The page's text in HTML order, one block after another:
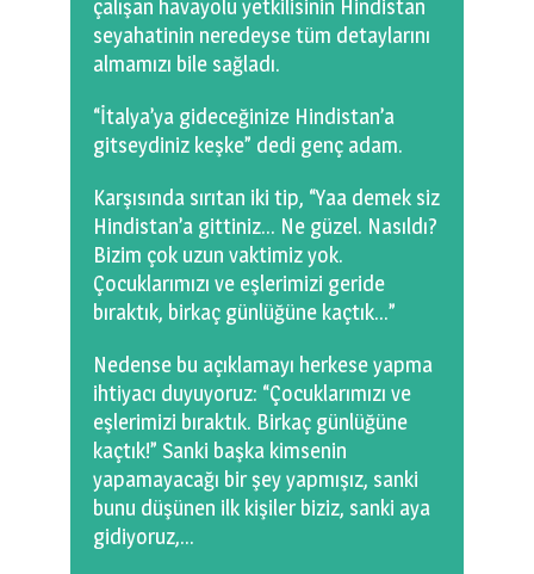
çalışan havayolu yetkilisinin Hindistan
seyahatinin neredeyse tüm detaylarını
almamızı bile sağladı.
“İtalya’ya gideceğinize Hindistan’a
gitseydiniz keşke” dedi genç adam.
Karşısında sırıtan iki tip, “Yaa demek siz
Hindistan’a gittiniz… Ne güzel. Nasıldı?
Bizim çok uzun vaktimiz yok.
Çocuklarımızı ve eşlerimizi geride
bıraktık, birkaç günlüğüne kaçtık…”
Nedense bu açıklamayı herkese yapma
ihtiyacı duyuyoruz: “Çocuklarımızı ve
eşlerimizi bıraktık. Birkaç günlüğüne
kaçtık!” Sanki başka kimsenin
yapamayacağı bir şey yapmışız, sanki
bunu düşünen ilk kişiler biziz, sanki aya
gidiyoruz,…